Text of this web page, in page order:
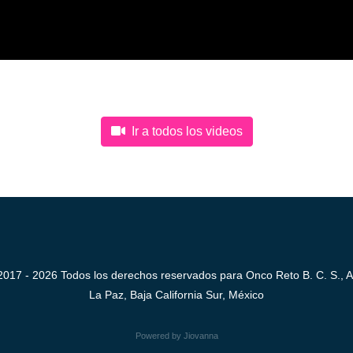
Ir a todos los videos
- 2026 Todos los derechos reservados para Onco Reto B. C. S.,
La Paz, Baja California Sur, México
Powered by Jiovanna